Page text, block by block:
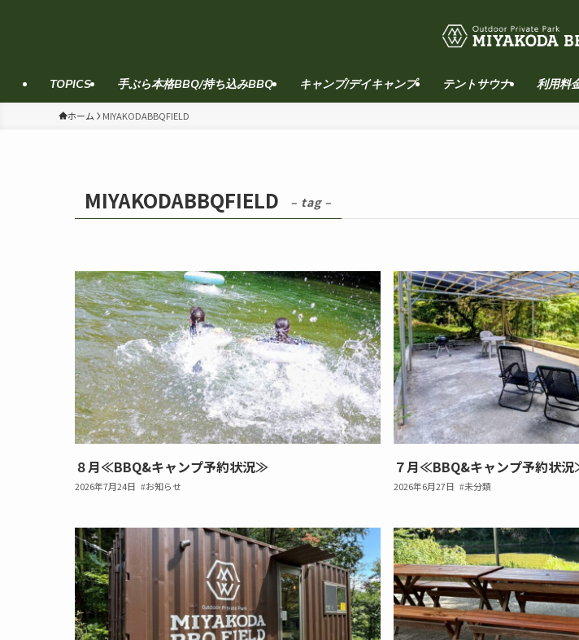
TOPICS 手ぶら本格BBQ/持ち込みBBQ キャンプ/デイキャンプ テントサウナ 利用料
ホーム MIYAKODABBQFIELD
MIYAKODABBQFIELD – tag –
８月≪BBQ&キャンプ予約状況≫
2026年7月24日 お知らせ
７月≪BBQ&キャンプ予約状
2026年6月27日 未分類